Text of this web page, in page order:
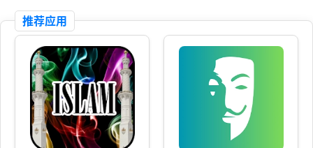
推荐应用